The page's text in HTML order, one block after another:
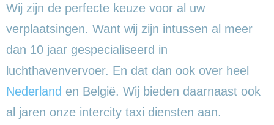
Wij zijn de perfecte keuze voor al uw
verplaatsingen. Want wij zijn intussen al meer
dan 10 jaar gespecialiseerd in
luchthavenvervoer. En dat dan ook over heel
Nederland en België. Wij bieden daarnaast ook
al jaren onze intercity taxi diensten aan.